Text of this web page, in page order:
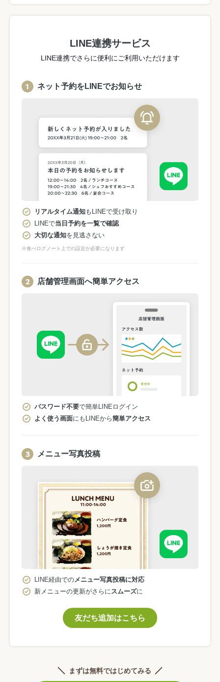
LINE連携サービス
LINE連携でさらに便利にご利用いただけます
ネット予約をLINEでお知らせ
リアルタイム通知もLINEで受け取り
LINEで当日予約を一覧で確認
大切な通知を見逃さない
※食べログノート上での設定が必要になります
店舗管理画面へ簡単アクセス
パスワード不要で簡単LINEログイン
よく使う画面にもLINEから簡単アクセス
メニュー写真投稿
LINE経由での メニュー写真投稿に対応
新メニューの更新がさらに スムーズに
友だち追加はこちら
まずは無料ではじめてみる